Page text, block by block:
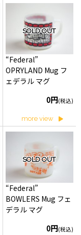
SOLD OUT
“Federal”
OPRYLAND Mug フ
ェデラル マグ
0円(税込)
more view
SOLD OUT
“Federal”
BOWLERS Mug フェ
デラル マグ
0円(税込)